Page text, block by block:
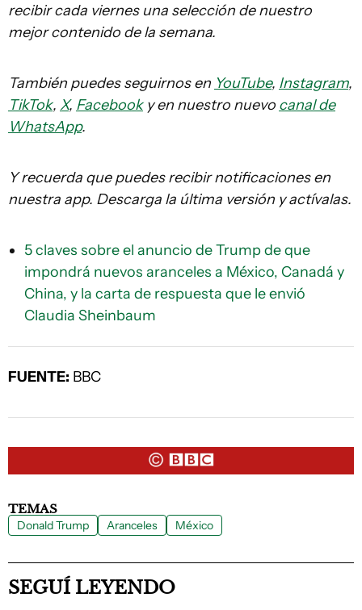
recibir cada viernes una selección de nuestro
mejor contenido de la semana.
También puedes seguirnos en YouTube, Instagram,
TikTok, X, Facebooky en nuestro nuevo canal de
WhatsApp.
Y recuerda que puedes recibir notificaciones en
nuestra app. Descarga la última versión y actívalas.
5 claves sobre el anuncio de Trump de que
impondrá nuevos aranceles a México, Canadá y
China, y la carta de respuesta que le envió
Claudia Sheinbaum
FUENTE: BBC
TEMAS
Donald Trump Aranceles México
SEGUÍ LEYENDO